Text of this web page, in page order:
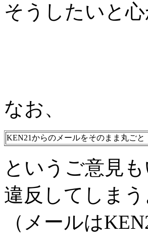
そうしたいと
なお、
KEN21からのメールをそのまま丸ご
というご意見
違反してしま
（メールは